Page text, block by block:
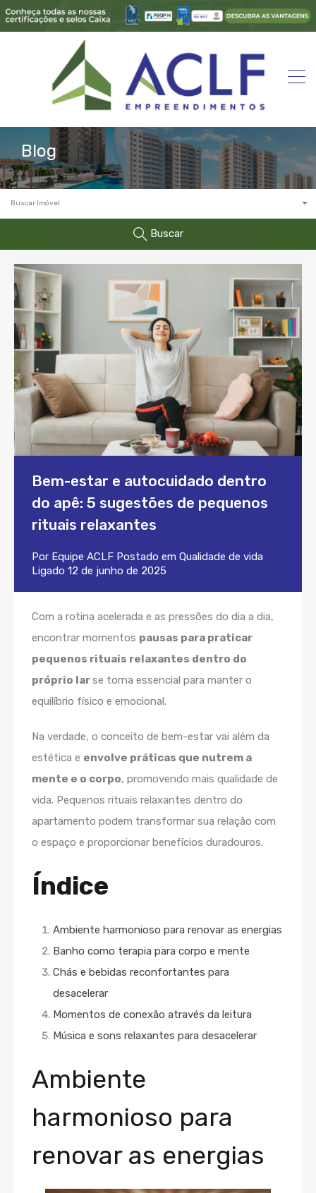
Blog
Buscar Imóvel
Buscar
Bem-estar e autocuidado dentro
do apê: 5 sugestões de pequenos
rituais relaxantes
Por Equipe ACLF Postado em Qualidade de vida
Ligado 12 de junho de 2025
Com a rotina acelerada e as pressões do dia a dia,
encontrar momentos pausas para praticar
pequenos rituais relaxantes dentro do
próprio larse torna essencial para manter o
equilíbrio físico e emocional.
Na verdade, o conceito de bem-estar vai além da
estética e envolve práticas que nutrem a
mente e o corpo, promovendo mais qualidade de
vida. Pequenos rituais relaxantes dentro do
apartamento podem transformar sua relação com
o espaço e proporcionar benefícios duradouros.
Índice
Ambiente harmonioso para renovar as energias
Banho como terapia para corpo e mente
Chás e bebidas reconfortantes para
desacelerar
Momentos de conexão através da leitura
Música e sons relaxantes para desacelerar
Ambiente
harmonioso para
renovar as energias